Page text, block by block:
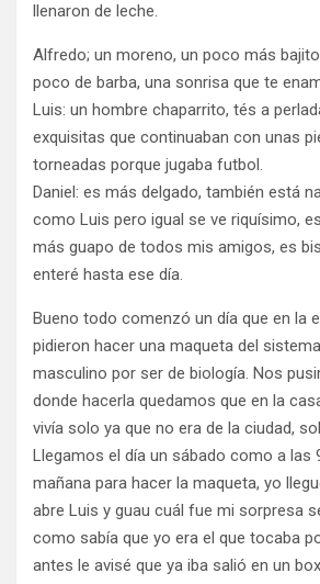
llenaron de leche.
Alfredo; un moreno, un poco más
poco de barba, una sonrisa que te
Luis: un hombre chaparrito, tés a
exquisitas que continuaban con unas
torneadas porque jugaba futbol.
Daniel: es más delgado, también está
como Luis pero igual se ve riquísimo,
más guapo de todos mis amigos, es
enteré hasta ese día.
Bueno todo comenzó un día que en la
pidieron hacer una maqueta del
masculino por ser de biología. Nos
donde hacerla quedamos que en la
vivía solo ya que no era de la ciudad,
Llegamos el día un sábado como a las
mañana para hacer la maqueta, yo
abre Luis y guau cuál fue mi sorpresa
como sabía que yo era el que tocaba
antes le avisé que ya iba salió en un